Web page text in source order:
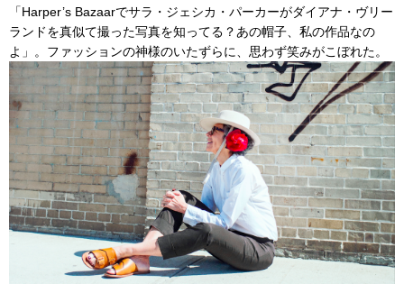
「Harper’s Bazaarでサラ・ジェシカ・パーカーがダイアナ・ヴリー
ランドを真似て撮った写真を知ってる？あの帽子、私の作品なの
よ」。ファッションの神様のいたずらに、思わず笑みがこぼれた。